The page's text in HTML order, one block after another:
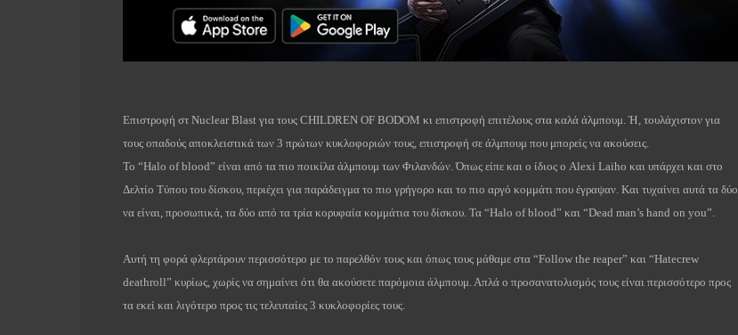
Επιστροφή στ Nuclear Blast για τους CHILDREN OF BODOM κι επιστροφή επιτέλους στα καλά άλμπουμ. Ή, τουλάχιστον για
τους οπαδούς αποκλειστικά των 3 πρώτων κυκλοφοριών τους, επιστροφή σε άλμπουμ που μπορείς να ακούσεις.
Το “Halo of blood” είναι από τα πιο ποικίλα άλμπουμ των Φιλανδών. Όπως είπε και ο ίδιος ο Alexi Laiho και υπάρχει και στο
Δελτίο Τύπου του δίσκου, περιέχει για παράδειγμα το πιο γρήγορο και το πιο αργό κομμάτι που έγραψαν. Και τυχαίνει αυτά τα δύο
να είναι, προσωπικά, τα δύο από τα τρία κορυφαία κομμάτια του δίσκου. Τα “Halo of blood” και “Dead man’s hand on you”.
Αυτή τη φορά φλερτάρουν περισσότερο με το παρελθόν τους και όπως τους μάθαμε στα “Follow the reaper” και “Hatecrew
deathroll” κυρίως, χωρίς να σημαίνει ότι θα ακούσετε παρόμοια άλμπουμ. Απλά ο προσανατολισμός τους είναι περισσότερο προς
τα εκεί και λιγότερο προς τις τελευταίες 3 κυκλοφορίες τους.